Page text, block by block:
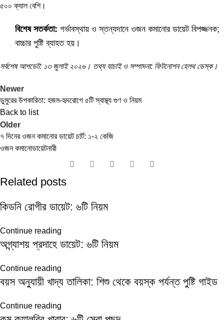
৫০০ ক্যাল বেশি।
বিশেষ সতর্কতা: গর্ভাবস্থায় ও স্তন্যদানে ওজন কমানোর ডায়েট বিপজ্জনক;
বাচ্চার পুষ্টি ব্যাহত হয়।
সর্বশেষ আপডেট: ১৩ জুলাই ২০২৬। তথ্য যাচাই ও সম্পাদনা: ফিটনোশন হেলথ ডেস্ক।
Newer
ডুমুরের উপকারিতা: হজম-হৃদরোগে ৫টি স্বাস্থ্য গুণ ও নিয়ম
Back to list
Older
৭ দিনের ওজন কমানোর ডায়েট চার্ট: ১-২ কেজি
ওজন কমানোডায়েটনারী
Related posts
কিডনি রোগীর ডায়েট: ৬টি নিয়ম
Continue reading
অগ্ন্যাশয় প্রদাহে ডায়েট: ৬টি নিয়ম
Continue reading
বয়স অনুযায়ী খাদ্য তালিকা: শিশু থেকে বয়স্ক পর্যন্ত পুষ্টি গাইড
Continue reading